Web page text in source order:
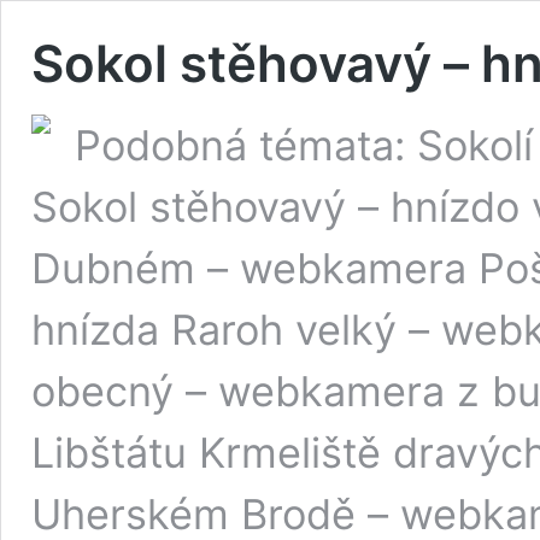
Sokol stěhovavý –
Podobná témata:
Sokol stěhovavý –
Dubném – webkamera
hnízda Raroh velký –
obecný – webkamera z
Libštátu Krmeliště
Uherském Brodě –